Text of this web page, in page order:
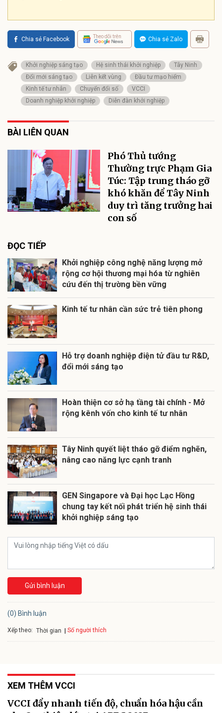
Chia sẻ Facebook Theo dõi trên Chia sẻ Zalo
Khởi nghiệp sáng tạo Hệ sinh thái khởi nghiệp
Tây Ninh
Đổi mới sáng tạo
Liên kết vùng
Đầu tư mạo hiểm
Kinh tế tư nhân
Chuyển đổi số
VCCI
Doanh nghiệp khởi nghiệp
Diễn đàn khởi nghiệp
BÀI LIÊN QUAN
Phó Thủ tướng
Thường trực Phạm Gia
Túc: Tập trung tháo gỡ
khó khăn để Tây Ninh
duy trì tăng trưởng hai
con số
ĐỌC TIẾP
Khởi nghiệp công nghệ năng lượng mở
rộng cơ hội thương mại hóa từ nghiên
cứu đến thị trường bền vững
Kinh tế tư nhân cần sức trẻ tiên phong
Hỗ trợ doanh nghiệp điện tử đầu tư R&D,
đổi mới sáng tạo
Hoàn thiện cơ sở hạ tầng tài chính - Mở
rộng kênh vốn cho kinh tế tư nhân
Tây Ninh quyết liệt tháo gỡ điểm nghẽn,
nâng cao năng lực cạnh tranh
GEN Singapore và Đại học Lạc Hồng
chung tay kết nối phát triển hệ sinh thái
khởi nghiệp sáng tạo
Gửi bình luận
(0) Bình luận
Xếp theo: Thời gian Số người thích
XEM THÊM VCCI
VCCI đẩy nhanh tiến độ, chuẩn hóa hậu cần